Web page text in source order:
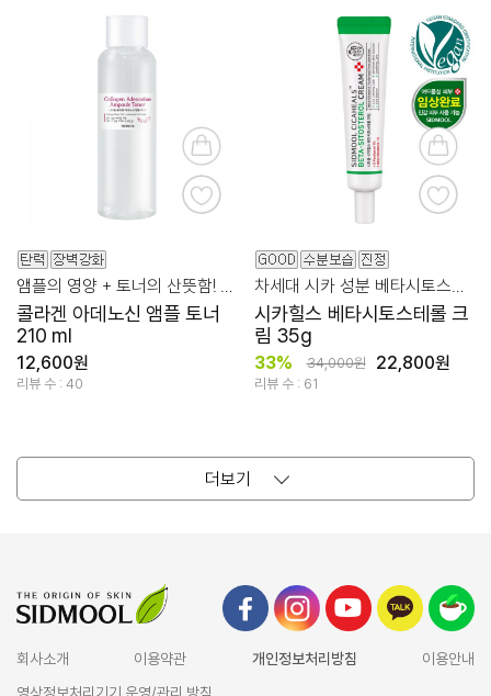
콜라겐 아데노신 앰플 토너
210 ml
12,600원
리뷰 수 : 40
시카힐스 베타시토스테롤 크
림 35g
33% 34,000원 22,800원
리뷰 수 : 61
더보기
회사소개 이용약관 개인정보처리방침
이용안내